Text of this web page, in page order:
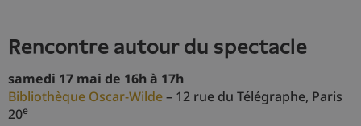
rencontre autour du spectacle
samedi 17 mai de 16h à 17h
Bibliothèque Oscar-Wilde– 12 rue du Télégraphe, Paris
20e